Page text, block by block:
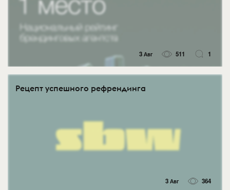
3 Авг 511 1
Рецепт успешного рефрендинга
3 Авг 364